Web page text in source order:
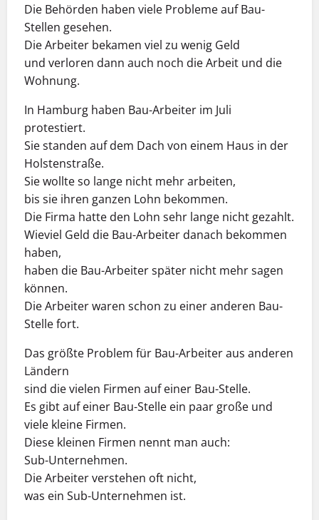
Die Behörden haben viele Probleme auf Bau-
Stellen gesehen.
Die Arbeiter bekamen viel zu wenig Geld
und verloren dann auch noch die Arbeit und die
Wohnung.
In Hamburg haben Bau-Arbeiter im Juli
protestiert.
Sie standen auf dem Dach von einem Haus in der
Holstenstraße.
Sie wollte so lange nicht mehr arbeiten,
bis sie ihren ganzen Lohn bekommen.
Die Firma hatte den Lohn sehr lange nicht gezahlt.
Wieviel Geld die Bau-Arbeiter danach bekommen
haben,
haben die Bau-Arbeiter später nicht mehr sagen
können.
Die Arbeiter waren schon zu einer anderen Bau-
Stelle fort.
Das größte Problem für Bau-Arbeiter aus anderen
Ländern
sind die vielen Firmen auf einer Bau-Stelle.
Es gibt auf einer Bau-Stelle ein paar große und
viele kleine Firmen.
Diese kleinen Firmen nennt man auch:
Sub-Unternehmen.
Die Arbeiter verstehen oft nicht,
was ein Sub-Unternehmen ist.